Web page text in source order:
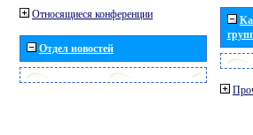
Относящиеся конференции
Отдел новостей